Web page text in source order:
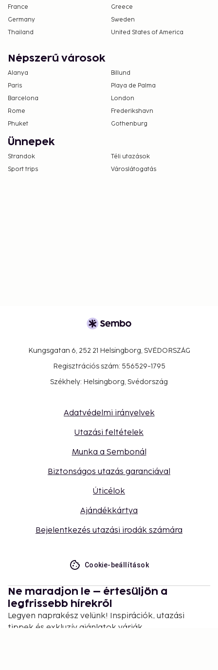
France
Greece
Germany
Sweden
Thailand
United States of America
Népszerű városok
Alanya
Billund
Paris
Playa de Palma
Barcelona
London
Rome
Frederikshavn
Phuket
Gothenburg
Ünnepek
Strandok
Téli utazások
Sport trips
Városlátogatás
Kungsgatan 6, 252 21 Helsingborg, SVÉDORSZÁG
Regisztrációs szám: 556529-1795
Székhely: Helsingborg, Svédország
Adatvédelmi irányelvek
Utazási feltételek
Munka a Sembonál
Biztonságos utazás garanciával
Úticélok
Ajándékkártya
Bejelentkezés utazási irodák számára
Cookie-beállítások
Ne maradjon le – értesüljön a
legfrissebb hírekről
Legyen naprakész velünk! Inspirációk, utazási
tippek és exkluzív ajánlatok várják.